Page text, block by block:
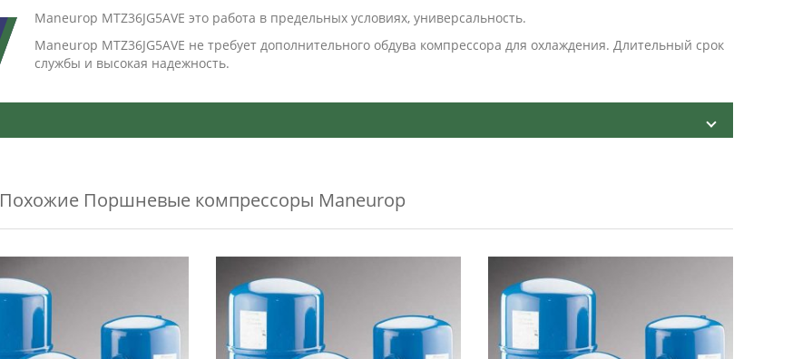
Maneurop MTZ36JG5AVE это работа в предельных условиях, универсальность.
Maneurop MTZ36JG5AVE не требует дополнительного обдува компрессора для охлаждения. Длительный срок
службы и высокая надежность.
Похожие Поршневые компрессоры Maneurop